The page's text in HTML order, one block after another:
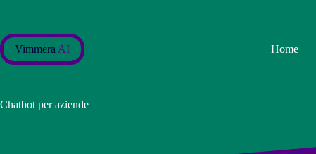
Vimmera AI Home
Chatbot per aziende